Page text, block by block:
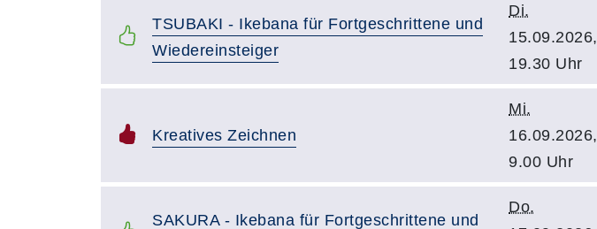
TSUBAKI - Ikebana für Fortgeschrittene und
Wiedereinsteiger
Di.
15.09.2026,
19.30 Uhr
Kreatives Zeichnen
Mi.
16.09.2026,
9.00 Uhr
SAKURA - Ikebana für Fortgeschrittene und
Do.